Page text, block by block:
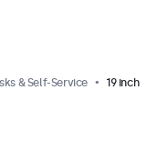
& Self-Service 19 inch